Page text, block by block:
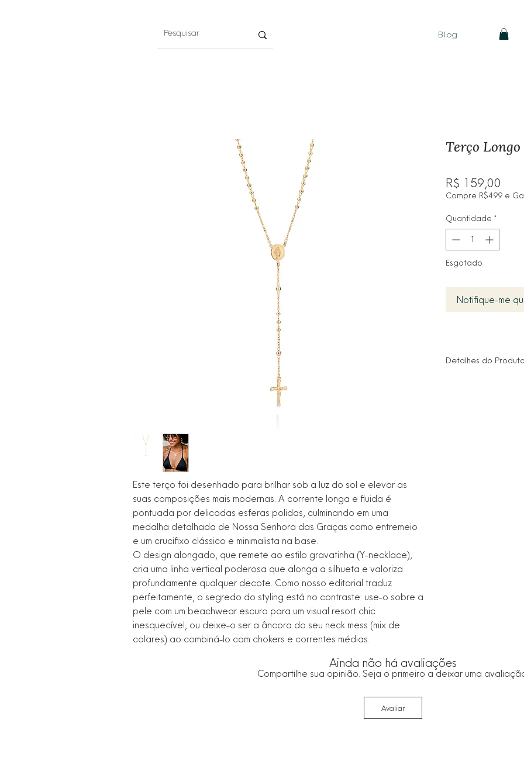
Blog
Este terço foi desenhado para brilhar sob a luz do sol e elevar as
suas composições mais modernas. A corrente longa e fluida é
pontuada por delicadas esferas polidas, culminando em uma
medalha detalhada de Nossa Senhora das Graças como entremeio
e um crucifixo clássico e minimalista na base.
O design alongado, que remete ao estilo gravatinha (Y-necklace),
cria uma linha vertical poderosa que alonga a silhueta e valoriza
profundamente qualquer decote. Como nosso editorial traduz
perfeitamente, o segredo do styling está no contraste: use-o sobre a
pele com um beachwear escuro para um visual resort chic
inesquecível, ou deixe-o ser a âncora do seu neck mess (mix de
colares) ao combiná-lo com chokers e correntes médias.
Terço Longo
R$ 159,00
Compre R$499 e
Quantidade *
Esgotado
Notifique-me
Detalhes do
Ainda não há avaliações
Compartilhe sua opinião. Seja o primeiro a deixar uma
Avaliar